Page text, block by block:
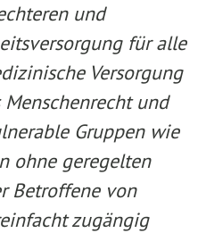
und
für alle
Versorgung
und
Gruppen wie
ohne geregelten
Betroffene von
zugängig